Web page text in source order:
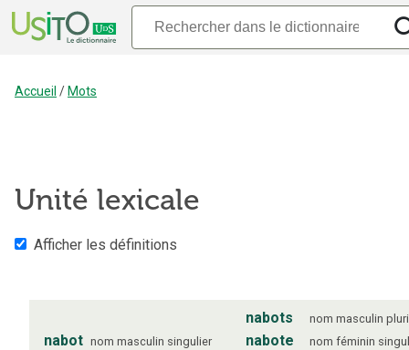
Accueil / Mots
Unité lexicale
Afficher les définitions
nabot nom masculin singulier
nabots nom masculin
nabote nom féminin